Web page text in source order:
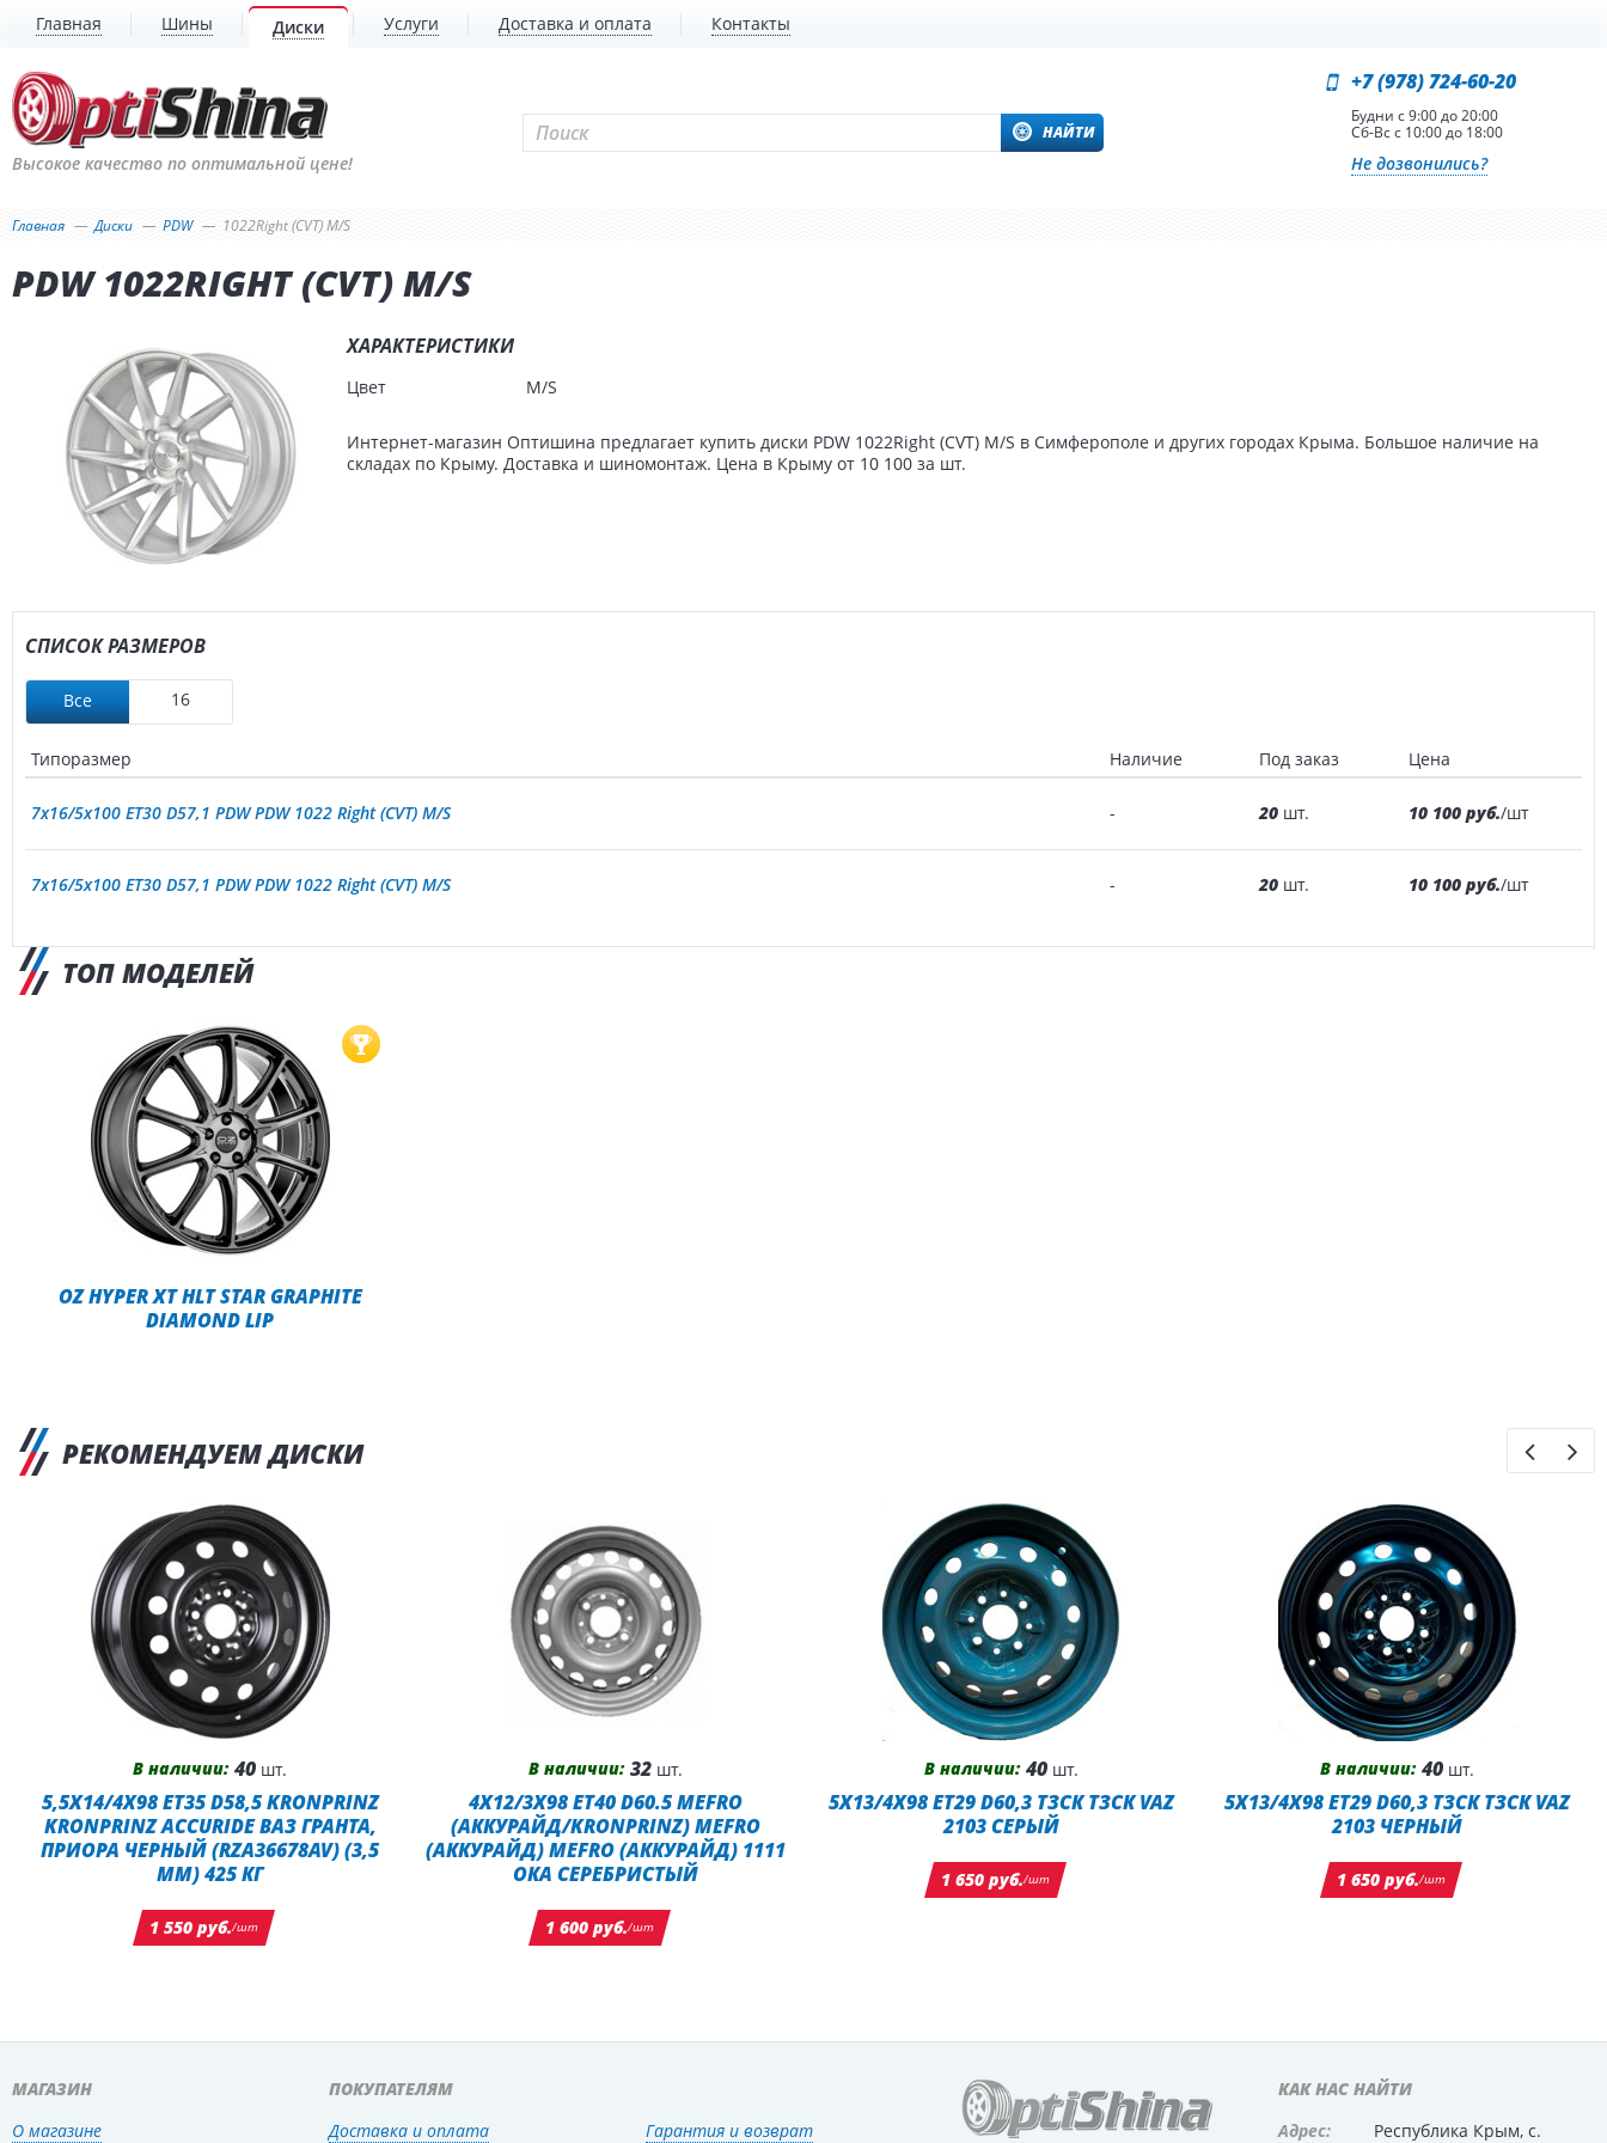
Главная Шины Диски Услуги Доставка и оплата Контакты
Высокое качество по оптимальной цене!
НАЙТИ
+7 (978) 724-60-20
Будни с 9:00 до 20:00
Сб-Вс с 10:00 до 18:00
Не дозвонились?
Главная Диски PDW 1022Right (CVT) M/S
PDW 1022RIGHT (CVT) M/S
ХАРАКТЕРИСТИКИ
Цвет M/S
Интернет-магазин Оптишина предлагает купить диски PDW 1022Right (CVT) M/S в Симферополе и других городах Крыма. Большое наличие на
складах по Крыму. Доставка и шиномонтаж. Цена в Крыму от 10 100 за шт.
СПИСОК РАЗМЕРОВ
Все 16
Типоразмер Наличие Под заказ Цена
7x16/5x100 ET30 D57,1 PDW PDW 1022 Right (CVT) M/S - 20 шт. 10 100 руб./шт
7x16/5x100 ET30 D57,1 PDW PDW 1022 Right (CVT) M/S - 20 шт. 10 100 руб./шт
ТОП МОДЕЛЕЙ
OZ HYPER XT HLT STAR GRAPHITE
DIAMOND LIP
РЕКОМЕНДУЕМ ДИСКИ
В наличии: 40 шт.
5,5X14/4X98 ET35 D58,5 KRONPRINZ
KRONPRINZ ACCURIDE ВАЗ ГРАНТА,
ПРИОРА ЧЕРНЫЙ (RZA36678AV) (3,5
ММ) 425 КГ
1 550 руб./шт
В наличии: 32 шт.
4X12/3X98 ET40 D60.5 MEFRO
(АККУРАЙД/KRONPRINZ) MEFRO
(АККУРАЙД) MEFRO (АККУРАЙД) 1111
ОКА СЕРЕБРИСТЫЙ
1 600 руб./шт
В наличии: 40 шт.
5X13/4X98 ET29 D60,3 ТЗСК ТЗСК VAZ
2103 СЕРЫЙ
1 650 руб./шт
В наличии: 40 шт.
5X13/4X98 ET29 D60,3 ТЗСК ТЗСК VAZ
2103 ЧЕРНЫЙ
1 650 руб./шт
МАГАЗИН
О магазине
ПОКУПАТЕЛЯМ
Доставка и оплата Гарантия и возврат
КАК НАС НАЙТИ
Адрес:
Республика Крым, с.